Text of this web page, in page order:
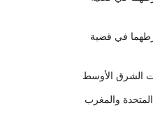
في قضية
الشرق الأوسط
والمغرب